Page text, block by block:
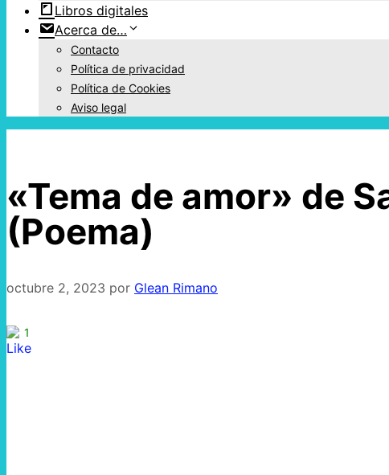
Libros digitales
Acerca de…
Contacto
Política de privacidad
Política de Cookies
Aviso legal
«Tema de amor» de
(Poema)
octubre 2, 2023 por Glean Rimano
1